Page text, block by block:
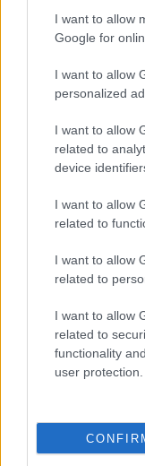
I want to allow
Google for
I want to allow
personalized
I want to allow
related to
device
I want to allow
related to
I want to allow
related to
I want to allow
related to
functionality
user protection.
17. miejscu.
Poniżej znajdziesz
Iskra Iskrzynia vs.
transmisja
Wynik meczu Iskra
zaraz po jego
Iskra Iskrzynia
Jeżeli w internecie lub
gr. II na pewno
jednak, że nigdzie nie
Asseco Resovia|
Cellfast Wilki
Motor Lublin|Stal
Resovia|
Mecze dziś Wyniki